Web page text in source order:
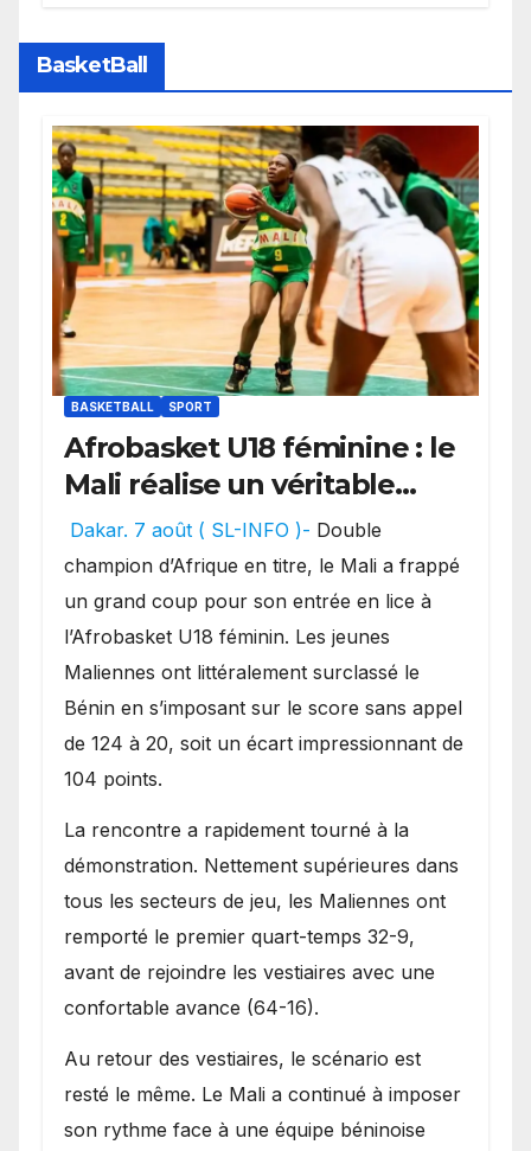
BasketBall
BASKETBALL SPORT
Afrobasket U18 féminine : le
Mali réalise un véritable
festival offensif et inflige
une lourde défaite au
Bénin.
Dakar. 7 août ( SL-INFO )- Double
champion d’Afrique en titre, le Mali a frappé
un grand coup pour son entrée en lice à
l’Afrobasket U18 féminin. Les jeunes
Maliennes ont littéralement surclassé le
Bénin en s’imposant sur le score sans appel
de 124 à 20, soit un écart impressionnant de
104 points.
La rencontre a rapidement tourné à la
démonstration. Nettement supérieures dans
tous les secteurs de jeu, les Maliennes ont
remporté le premier quart-temps 32-9,
avant de rejoindre les vestiaires avec une
confortable avance (64-16).
Au retour des vestiaires, le scénario est
resté le même. Le Mali a continué à imposer
son rythme face à une équipe béninoise